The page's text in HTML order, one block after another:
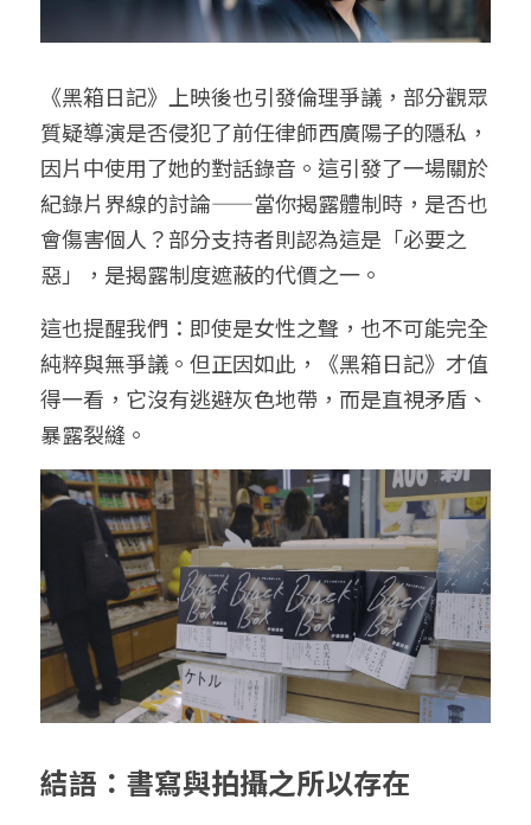
《黑箱日記》上映後也引發倫理爭議，部分觀眾
質疑導演是否侵犯了前任律師西廣陽子的隱私，
因片中使用了她的對話錄音。這引發了一場關於
紀錄片界線的討論——當你揭露體制時，是否也
會傷害個人？部分支持者則認為這是「必要之
惡」，是揭露制度遮蔽的代價之一。
這也提醒我們：即使是女性之聲，也不可能完全
純粹與無爭議。但正因如此，《黑箱日記》才值
得一看，它沒有逃避灰色地帶，而是直視矛盾、
暴露裂縫。
結語：書寫與拍攝之所以存在